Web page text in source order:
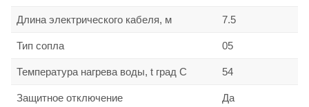
Длина электрического кабеля, м 7.5
Тип сопла 05
Температура нагрева воды, t град С 54
Защитное отключение Да